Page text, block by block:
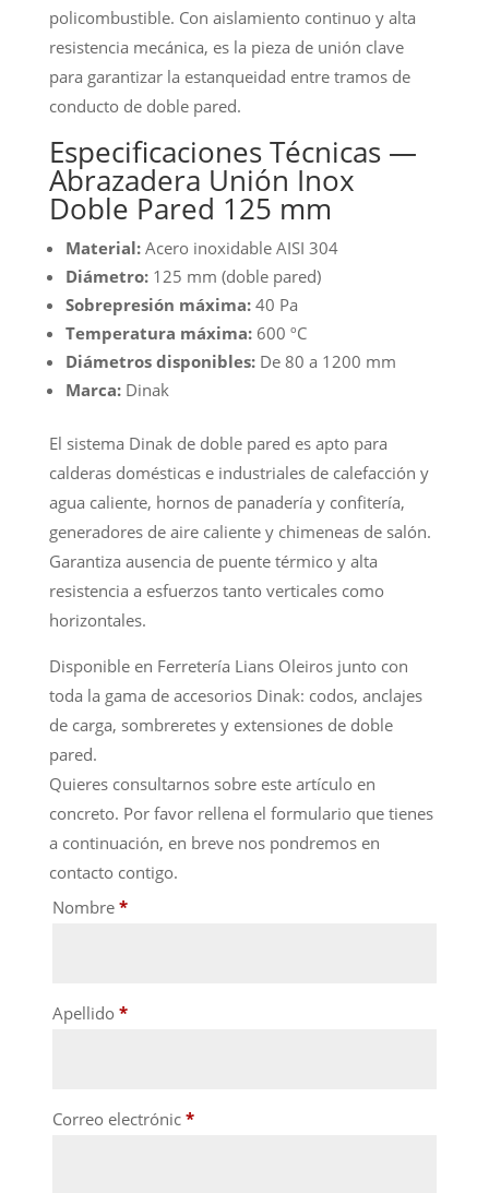
policombustible. Con aislamiento continuo y alta
resistencia mecánica, es la pieza de unión clave
para garantizar la estanqueidad entre tramos de
conducto de doble pared.
Especificaciones Técnicas —
Abrazadera Unión Inox
Doble Pared 125 mm
Material:Acero inoxidable AISI 304
Diámetro:125 mm (doble pared)
Sobrepresión máxima:40 Pa
Temperatura máxima:600 ºC
Diámetros disponibles:De 80 a 1200 mm
Marca:Dinak
El sistema Dinak de doble pared es apto para
calderas domésticas e industriales de calefacción y
agua caliente, hornos de panadería y confitería,
generadores de aire caliente y chimeneas de salón.
Garantiza ausencia de puente térmico y alta
resistencia a esfuerzos tanto verticales como
horizontales.
Disponible en Ferretería Lians Oleiros junto con
toda la gama de accesorios Dinak: codos, anclajes
de carga, sombreretes y extensiones de doble
pared.
Quieres consultarnos sobre este artículo en
concreto. Por favor rellena el formulario que tienes
a continuación, en breve nos pondremos en
contacto contigo.
Nombre *
Apellido *
Correo electrónic *